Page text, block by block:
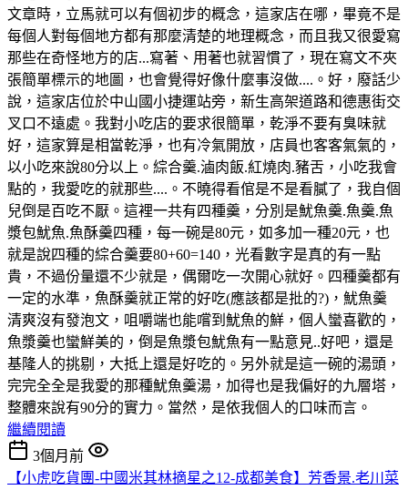
文章時，立馬就可以有個初步的概念，這家店在哪，畢竟不是
每個人對每個地方都有那麼清楚的地理概念，而且我又很愛寫
那些在奇怪地方的店...寫著、用著也就習慣了，現在寫文不夾
張簡單標示的地圖，也會覺得好像什麼事沒做....。好，廢話少
說，這家店位於中山國小捷運站旁，新生高架道路和德惠街交
叉口不遠處。我對小吃店的要求很簡單，乾淨不要有臭味就
好，這家算是相當乾淨，也有冷氣開放，店員也客客氣氣的，
以小吃來說80分以上。綜合羹.滷肉飯.紅燒肉.豬舌，小吃我會
點的，我愛吃的就那些....。不曉得看倌是不是看膩了，我自個
兒倒是百吃不厭。這裡一共有四種羹，分別是魷魚羹.魚羹.魚
漿包魷魚.魚酥羹四種，每一碗是80元，如多加一種20元，也
就是說四種的綜合羹要80+60=140，光看數字是真的有一點
貴，不過份量還不少就是，偶爾吃一次開心就好。四種羹都有
一定的水準，魚酥羹就正常的好吃(應該都是批的?)，魷魚羹
清爽沒有發泡文，咀嚼端也能嚐到魷魚的鮮，個人蠻喜歡的，
魚漿羹也蠻鮮美的，倒是魚漿包魷魚有一點意見..好吧，還是
基隆人的挑剔，大抵上還是好吃的。另外就是這一碗的湯頭，
完完全全是我愛的那種魷魚羹湯，加得也是我偏好的九層塔，
整體來說有90分的實力。當然，是依我個人的口味而言。
繼續閱讀
3個月前
【小虎吃貨團-中國米其林摘星之12-成都美食】芳香景.老川菜